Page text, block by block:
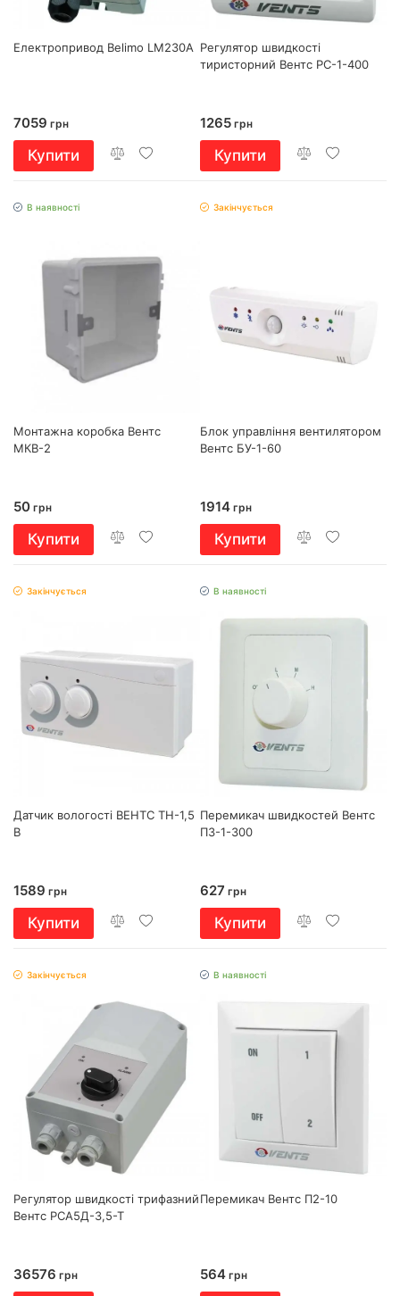
Електропривод Belimo LM230A
7059 грн
Купити
Регулятор швидкості
тиристорний Вентс РС-1-400
1265 грн
Купити
В наявності
Монтажна коробка Вентс
МКВ-2
50 грн
Купити
Закінчується
Блок управління вентилятором
Вентс БУ-1-60
1914 грн
Купити
Закінчується
Датчик вологості ВЕНТС ТН-1,5
В
1589 грн
Купити
В наявності
Перемикач швидкостей Вентс
П3-1-300
627 грн
Купити
Закінчується
Регулятор швидкості трифазний
Вентс РСА5Д-3,5-Т
36576 грн
В наявності
Перемикач Вентс П2-10
564 грн